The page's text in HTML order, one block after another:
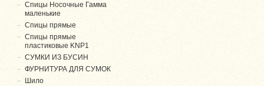
Спицы Носочные Гамма
маленькие
Спицы прямые
Спицы прямые
пластиковые KNP1
СУМКИ ИЗ БУСИН
ФУРНИТУРА ДЛЯ СУМОК
Шило